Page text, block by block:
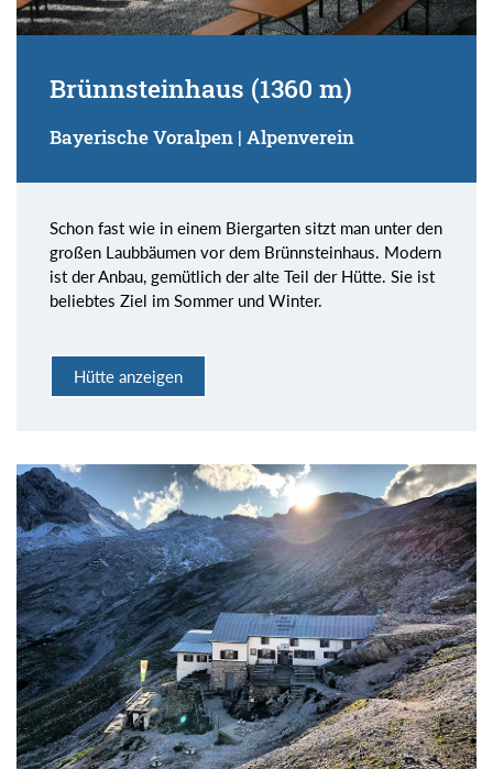
Brünnsteinhaus (1360 m)
Bayerische Voralpen | Alpenverein
Schon fast wie in einem Biergarten sitzt man unter den
großen Laubbäumen vor dem Brünnsteinhaus. Modern
ist der Anbau, gemütlich der alte Teil der Hütte. Sie ist
beliebtes Ziel im Sommer und Winter.
Hütte anzeigen